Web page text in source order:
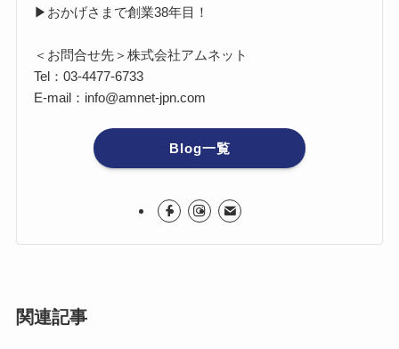
▶おかげさまで創業38年目！
＜お問合せ先＞株式会社アムネット
Tel：03-4477-6733
E-mail：info@amnet-jpn.com
Blog一覧
関連記事